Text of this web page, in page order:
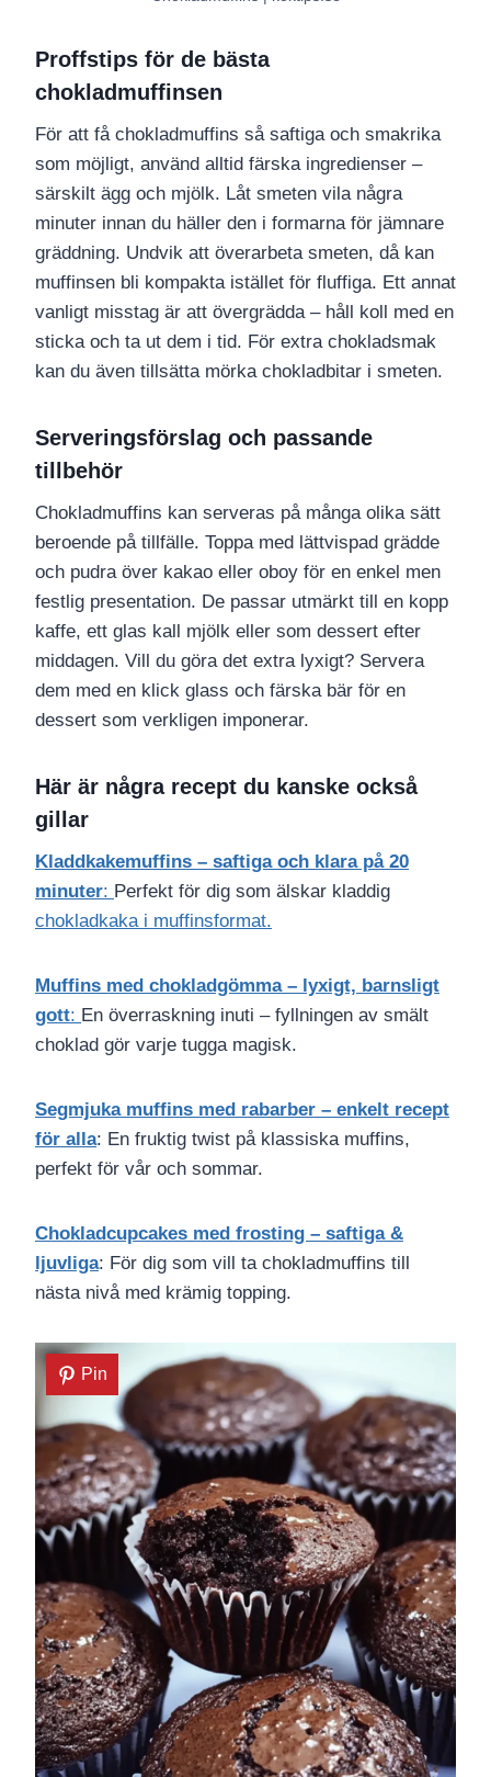
Proffstips för de bästa
chokladmuffinsen
För att få chokladmuffins så saftiga och smakrika
som möjligt, använd alltid färska ingredienser –
särskilt ägg och mjölk. Låt smeten vila några
minuter innan du häller den i formarna för jämnare
gräddning. Undvik att överarbeta smeten, då kan
muffinsen bli kompakta istället för fluffiga. Ett annat
vanligt misstag är att övergrädda – håll koll med en
sticka och ta ut dem i tid. För extra chokladsmak
kan du även tillsätta mörka chokladbitar i smeten.
Serveringsförslag och passande
tillbehör
Chokladmuffins kan serveras på många olika sätt
beroende på tillfälle. Toppa med lättvispad grädde
och pudra över kakao eller oboy för en enkel men
festlig presentation. De passar utmärkt till en kopp
kaffe, ett glas kall mjölk eller som dessert efter
middagen. Vill du göra det extra lyxigt? Servera
dem med en klick glass och färska bär för en
dessert som verkligen imponerar.
Här är några recept du kanske också
gillar
Kladdkakemuffins – saftiga och klara på 20
minuter: Perfekt för dig som älskar kladdig
chokladkaka i muffinsformat.
Muffins med chokladgömma – lyxigt, barnsligt
gott: En överraskning inuti – fyllningen av smält
choklad gör varje tugga magisk.
Segmjuka muffins med rabarber – enkelt recept
för alla: En fruktig twist på klassiska muffins,
perfekt för vår och sommar.
Chokladcupcakes med frosting – saftiga &
ljuvliga: För dig som vill ta chokladmuffins till
nästa nivå med krämig topping.
Pin